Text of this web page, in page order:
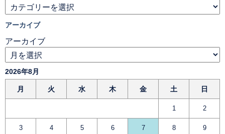
アーカイブ
アーカイブ
2026年8月
月 火 水 木 金 土 日
1 2
3 4 5 6 7 8 9